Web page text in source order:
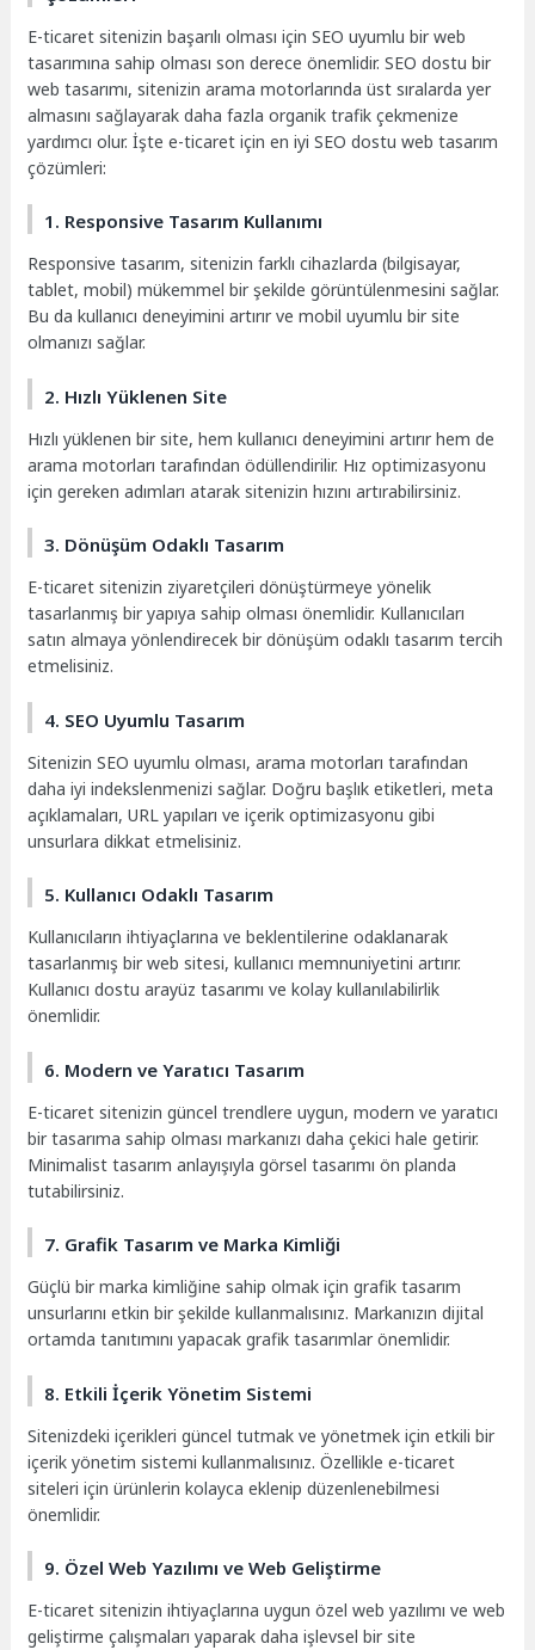
E-ticaret sitenizin başarılı olması için SEO uyumlu bir web
tasarımına sahip olması son derece önemlidir. SEO dostu bir
web tasarımı, sitenizin arama motorlarında üst sıralarda yer
almasını sağlayarak daha fazla organik trafik çekmenize
yardımcı olur. İşte e-ticaret için en iyi SEO dostu web tasarım
çözümleri:
1. Responsive Tasarım Kullanımı
Responsive tasarım, sitenizin farklı cihazlarda (bilgisayar,
tablet, mobil) mükemmel bir şekilde görüntülenmesini sağlar.
Bu da kullanıcı deneyimini artırır ve mobil uyumlu bir site
olmanızı sağlar.
2. Hızlı Yüklenen Site
Hızlı yüklenen bir site, hem kullanıcı deneyimini artırır hem de
arama motorları tarafından ödüllendirilir. Hız optimizasyonu
için gereken adımları atarak sitenizin hızını artırabilirsiniz.
3. Dönüşüm Odaklı Tasarım
E-ticaret sitenizin ziyaretçileri dönüştürmeye yönelik
tasarlanmış bir yapıya sahip olması önemlidir. Kullanıcıları
satın almaya yönlendirecek bir dönüşüm odaklı tasarım tercih
etmelisiniz.
4. SEO Uyumlu Tasarım
Sitenizin SEO uyumlu olması, arama motorları tarafından
daha iyi indekslenmenizi sağlar. Doğru başlık etiketleri, meta
açıklamaları, URL yapıları ve içerik optimizasyonu gibi
unsurlara dikkat etmelisiniz.
5. Kullanıcı Odaklı Tasarım
Kullanıcıların ihtiyaçlarına ve beklentilerine odaklanarak
tasarlanmış bir web sitesi, kullanıcı memnuniyetini artırır.
Kullanıcı dostu arayüz tasarımı ve kolay kullanılabilirlik
önemlidir.
6. Modern ve Yaratıcı Tasarım
E-ticaret sitenizin güncel trendlere uygun, modern ve yaratıcı
bir tasarıma sahip olması markanızı daha çekici hale getirir.
Minimalist tasarım anlayışıyla görsel tasarımı ön planda
tutabilirsiniz.
7. Grafik Tasarım ve Marka Kimliği
Güçlü bir marka kimliğine sahip olmak için grafik tasarım
unsurlarını etkin bir şekilde kullanmalısınız. Markanızın dijital
ortamda tanıtımını yapacak grafik tasarımlar önemlidir.
8. Etkili İçerik Yönetim Sistemi
Sitenizdeki içerikleri güncel tutmak ve yönetmek için etkili bir
içerik yönetim sistemi kullanmalısınız. Özellikle e-ticaret
siteleri için ürünlerin kolayca eklenip düzenlenebilmesi
önemlidir.
9. Özel Web Yazılımı ve Web Geliştirme
E-ticaret sitenizin ihtiyaçlarına uygun özel web yazılımı ve web
geliştirme çalışmaları yaparak daha işlevsel bir site